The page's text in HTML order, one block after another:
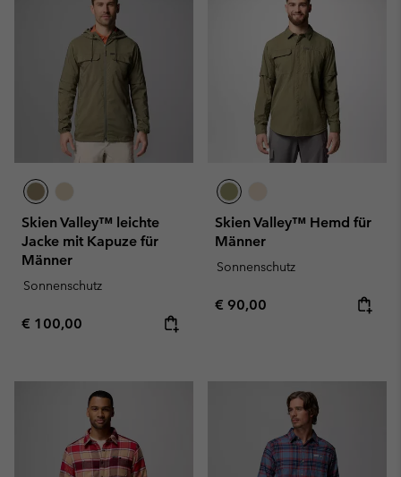
Skien Valley™ leichte
Jacke mit Kapuze für
Männer
Sonnenschutz
Regular price:
€ 100,00
Skien Valley™ Hemd für
Männer
Sonnenschutz
Regular price:
€ 90,00